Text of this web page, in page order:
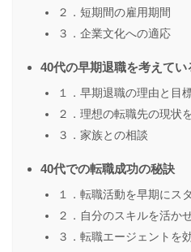
２．短期間の雇用期間
３．企業文化への適応
40代の早期退職を考えてい
１．早期退職の理由と目
２．理想の転職先の現状
３．家族との相談
40代での転職成功の秘訣
１．転職活動を早期にス
２．自分のスキルを活か
３．転職エージェントを